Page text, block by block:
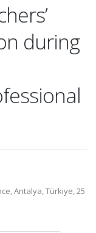
during
Antalya, Türkiye, 25